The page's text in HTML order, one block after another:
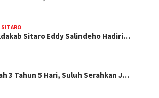
SITARO
Sitaro Eddy Salindeho Hadiri…
3 Tahun 5 Hari, Suluh Serahkan J…